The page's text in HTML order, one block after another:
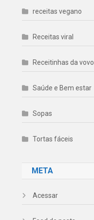
receitas vegano
Receitas viral
Receitinhas da vovo
Saúde e Bem estar
Sopas
Tortas fáceis
META
Acessar